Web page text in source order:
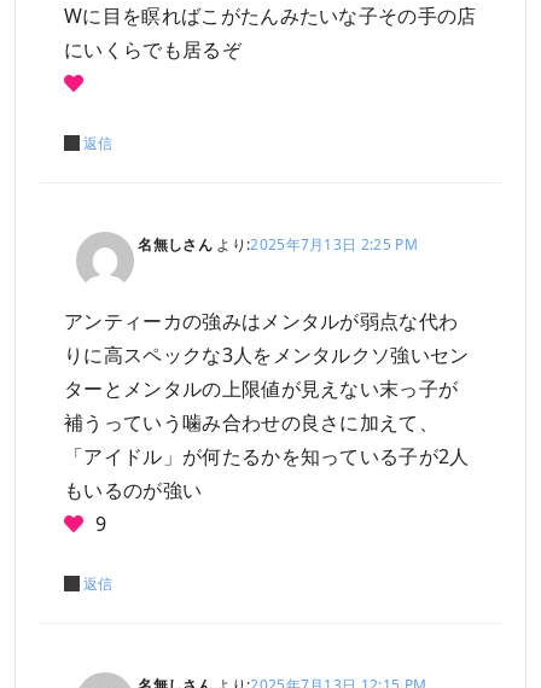
Wに目を瞑ればこがたんみたいな子その手の店
にいくらでも居るぞ
返信
名無しさん より:2025年7月13日 2:25 PM
アンティーカの強みはメンタルが弱点な代わ
りに高スペックな3人をメンタルクソ強いセン
ターとメンタルの上限値が見えない末っ子が
補うっていう噛み合わせの良さに加えて、
「アイドル」が何たるかを知っている子が2人
もいるのが強い
9
返信